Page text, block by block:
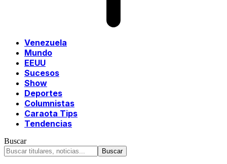
Venezuela
Mundo
EEUU
Sucesos
Show
Deportes
Columnistas
Caraota Tips
Tendencias
Buscar